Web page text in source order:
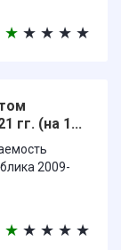
★ ★ ★ ★ ★
гг. (на 1...
2009-
★ ★ ★ ★ ★